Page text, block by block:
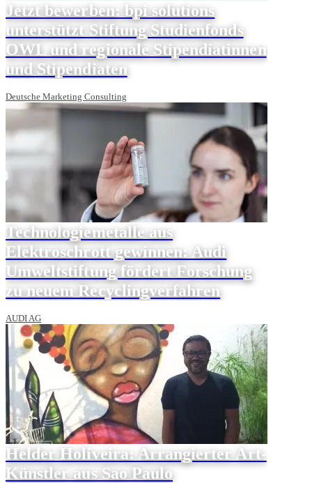
Jetzt bewerben: bpi solutions
unterstützt Stiftung Studienfonds
OWL und regionale Stipendiatinnen
und Stipendiaten
Deutsche Marketing Consulting
Technologiemetalle aus
Elektroschrott gewinnen: Audi
Umweltstiftung fördert Forschung
zu neuem Recyclingverfahren
AUDI AG
Helder Holiveira: Arrangierter Art-
Künstler aus Sao Paulo